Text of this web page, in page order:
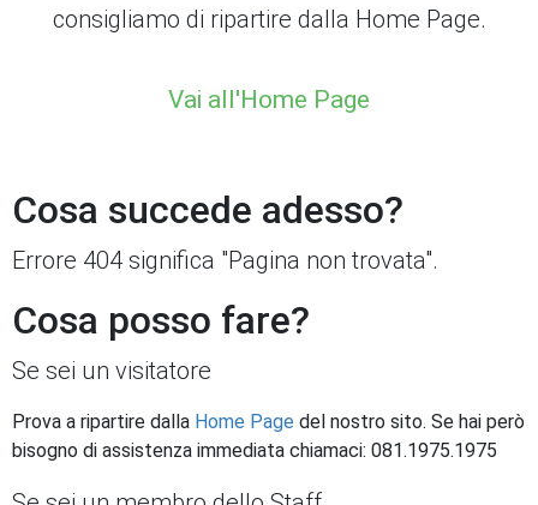
consigliamo di ripartire dalla Home Page.
Vai all'Home Page
Cosa succede adesso?
Errore 404 significa "Pagina non trovata".
Cosa posso fare?
Se sei un visitatore
Prova a ripartire dalla Home Page del nostro sito. Se hai però
bisogno di assistenza immediata chiamaci: 081.1975.1975